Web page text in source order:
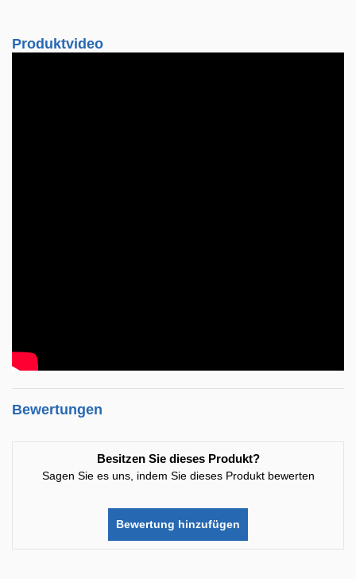
Produktvideo
Bewertungen
Besitzen Sie dieses Produkt?
Sagen Sie es uns, indem Sie dieses Produkt bewerten
Bewertung hinzufügen